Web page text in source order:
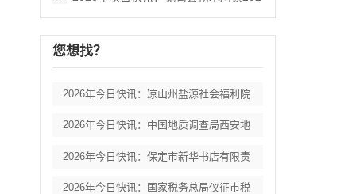
您想找？
2026年今日快讯：凉山州盐源社会福利院
2026年今日快讯：中国地质调查局西安地
2026年今日快讯：保定市新华书店有限责
2026年今日快讯：国家税务总局仪征市税